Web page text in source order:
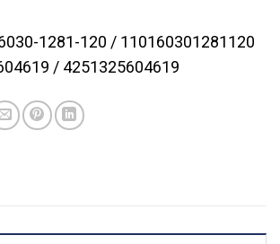
1281-120 / 110160301281120
/ 4251325604619